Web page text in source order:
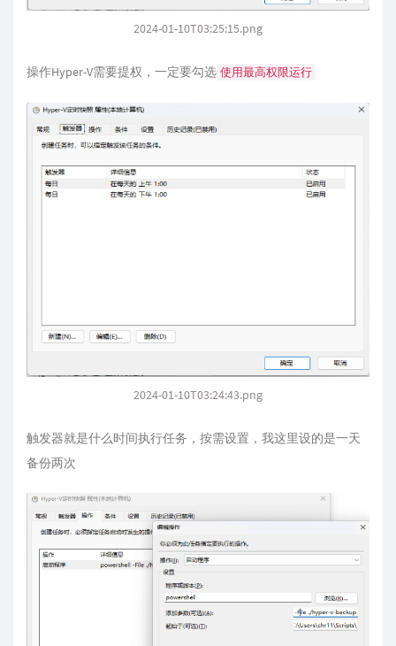
2024-01-10T03:25:15.png
操作Hyper-V需要提权，一定要勾选 使用最高权限运行
2024-01-10T03:24:43.png
触发器就是什么时间执行任务，按需设置，我这里设的是一天
备份两次